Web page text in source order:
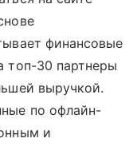
финансовые
топ-30 партнеры
выручкой.
по офлайн-
и